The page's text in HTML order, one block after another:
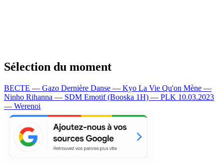
Sélection du moment
BECTE — Gazo Dernière Danse — Kyo La Vie Qu'on Mène —
Ninho Rihanna — SDM Emotif (Booska 1H) — PLK 10.03.2023
— Werenoi